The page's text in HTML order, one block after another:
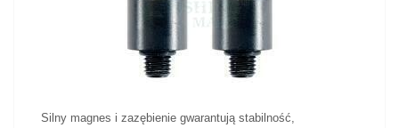
Silny magnes i zazębienie gwarantują stabilność,